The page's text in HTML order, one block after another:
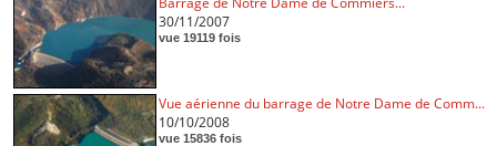
30/11/2007
vue 19119 fois
Vue aérienne du barrage de Notre Dame de Comm...
10/10/2008
vue 15836 fois